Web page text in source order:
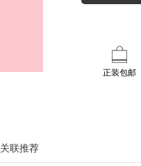
正装包邮
关联推荐